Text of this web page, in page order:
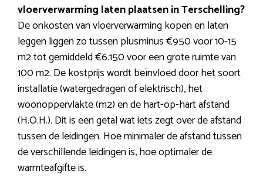
vloerverwarming laten plaatsen in Terschelling?
De onkosten van vloerverwarming kopen en laten
leggen liggen zo tussen plusminus €950 voor 10-15
m2 tot gemiddeld €6.150 voor een grote ruimte van
100 m2. De kostprijs wordt beïnvloed door het soort
installatie (watergedragen of elektrisch), het
woonoppervlakte (m2) en de hart-op-hart afstand
(H.O.H.). Dit is een getal wat iets zegt over de afstand
tussen de leidingen. Hoe minimaler de afstand tussen
de verschillende leidingen is, hoe optimaler de
warmteafgifte is.